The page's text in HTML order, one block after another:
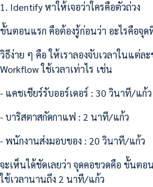
1. Identify หาให้เจอว่าใครคือตัวถ่วง
ขั้นตอนแรก คือต้องรู้ก่อนว่า อะไรคือจุ
วิธีง่าย ๆ คือ ให้เราลองจับเวลาในแต่
Workflow ใช้เวลาเท่าไร เช่น
- แคชเชียร์รับออร์เดอร์ : 30 วินาที/แก้ว
- บาริสตาสกัดกาแฟ : 2 นาที/แก้ว
- พนักงานส่งมอบของ : 20 วินาที/แก้ว
จะเห็นได้ชัดเลยว่า จุดคอขวดคือ ขั้นต
ใช้เวลานานถึง 2 นาที/แก้ว